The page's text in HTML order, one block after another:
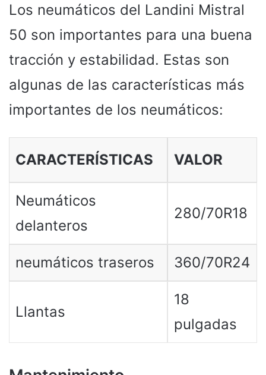
Los neumáticos del Landini Mistral
50 son importantes para una buena
tracción y estabilidad. Estas son
algunas de las características más
importantes de los neumáticos:
CARACTERÍSTICAS VALOR
Neumáticos
delanteros
280/70R18
neumáticos traseros 360/70R24
Llantas
18
pulgadas